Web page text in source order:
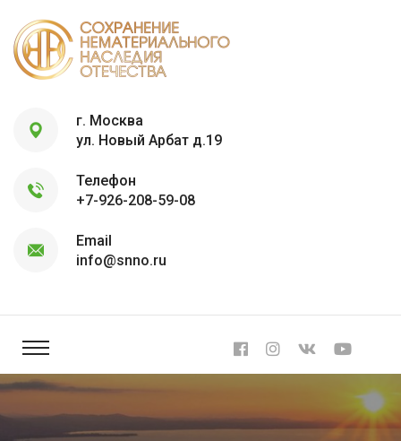
г. Москва
ул. Новый Арбат д.19
Телефон
+7-926-208-59-08
Email
info@snno.ru